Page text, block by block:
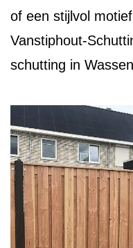
of een stijlvol
Vanstiphout-
schutting in